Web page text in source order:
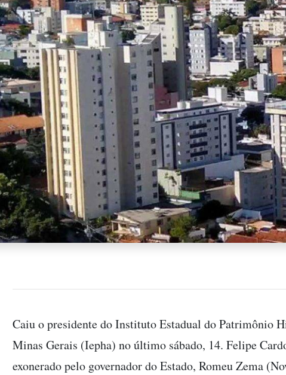
Caiu o presidente do Instituto Estadual do Patrimônio
Minas Gerais (Iepha) no último sábado, 14. Felipe
exonerado pelo governador do Estado, Romeu Zema